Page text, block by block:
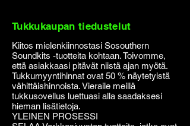
Tukkukaupan tiedustelut
Kiitos mielenkiinnostasi Sosouthern
Soundkits -tuotteita kohtaan. Toivomme,
että asiakkaasi pitävät niistä ajan myötä.
Tukkumyyntihinnat ovat 50 % näytetyistä
vähittäishinnoista. Vieraile meillä
tukkusovellus luettuasi alla saadaksesi
hieman lisätietoja.
YLEINEN PROSESSI